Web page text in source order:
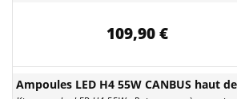
109,90 €
Ampoules LED H4 55W CANBUS haut